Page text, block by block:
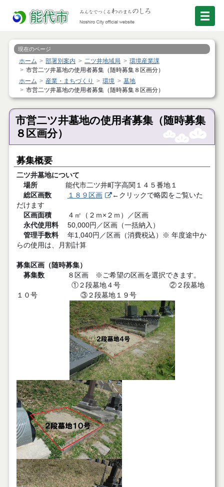
現在のページ
ホーム 部署別案内 二ツ井地域局
環境産業課
市営二ツ井墓地の使用者募集（随時募集８区画分）
ホーム
産業・まちづくり 環境
墓地
市営二ツ井墓地の使用者募集（随時募集８区画分）
市営二ツ井墓地の使用者募集（随時募集
８区画分）
募集概要
二ツ井墓地について
場所能代市二ツ井町字高関１４５番地１
総区画数
１８９区画
←クリックで略図をご覧いた
だけます
区画面積４㎡（２ｍ×２ｍ）／区画
永代使用料50,000円／区画（一括納入）
管理手数料
年1,040円／区画（消費税込）※ 年度途中か
らの使用は、月割計算
募集区画（随時募集）
募集数８区画 ※ご希望の区画を選択できます。
①２段墓地４号 ②２段墓地
１０号 ③２段墓地１９号